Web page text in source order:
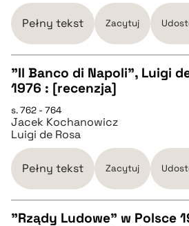
BIBTEX
Pełny tekst Zacytuj
CZYSTY TEKST
pobierz cytat
pobierz cytat
"Il Banco di Napoli", Luigi
1976 : [recenzja]
s. 762 - 764
Jacek Kochanowicz
Luigi de Rosa
Pełny tekst Zacytuj
"Rządy Ludowe" w Polsce